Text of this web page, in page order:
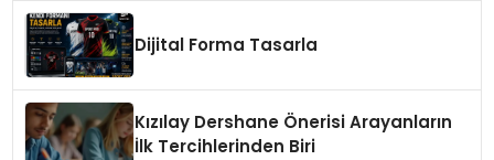
Dijital Forma Tasarla
Kızılay Dershane Önerisi Arayanların
İlk Tercihlerinden Biri